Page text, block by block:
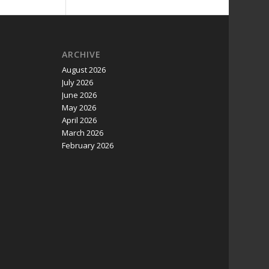
ARCHIVE
August 2026
July 2026
June 2026
May 2026
April 2026
March 2026
February 2026